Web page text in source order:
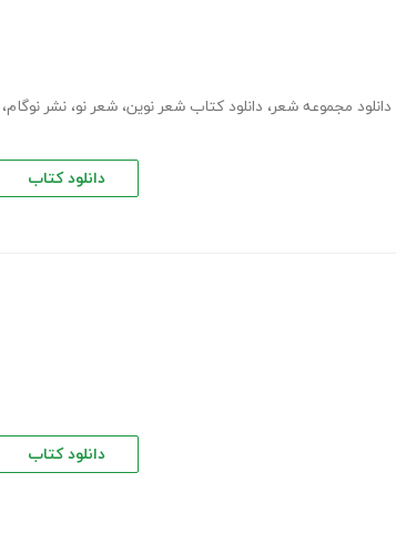
دانلود مجموعه شعر، دانلود کتاب شعر نوین، شعر نو، نشر نوگام،
دانلود کتاب
دانلود کتاب